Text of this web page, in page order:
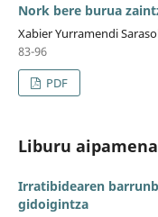
Nork bere burua
Xabier Yurramendi
83-96
PDF
Liburu
Irratibidearen
gidoigintza